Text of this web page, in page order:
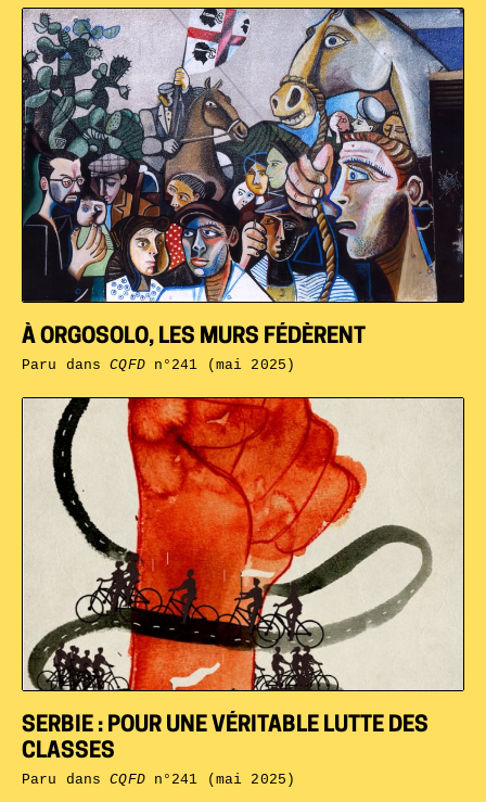
SERBIE : POUR UNE VÉRITABLE LUTTE DES
CLASSES
Paru dansCQFDn°241 (mai 2025)
À ORGOSOLO, LES MURS FÉDÈRENT
Paru dansCQFDn°241 (mai 2025)